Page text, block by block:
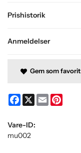
Prishistorik
Anmeldelser
Gem som favorit
Facebook
X Email
Vare-ID:
mu002